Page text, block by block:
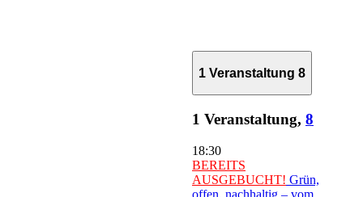
1 Veranstaltung 8
1 Veranstaltung, 8
18:30
BEREITS
AUSGEBUCHT! Grün,
offen, nachhaltig – vom